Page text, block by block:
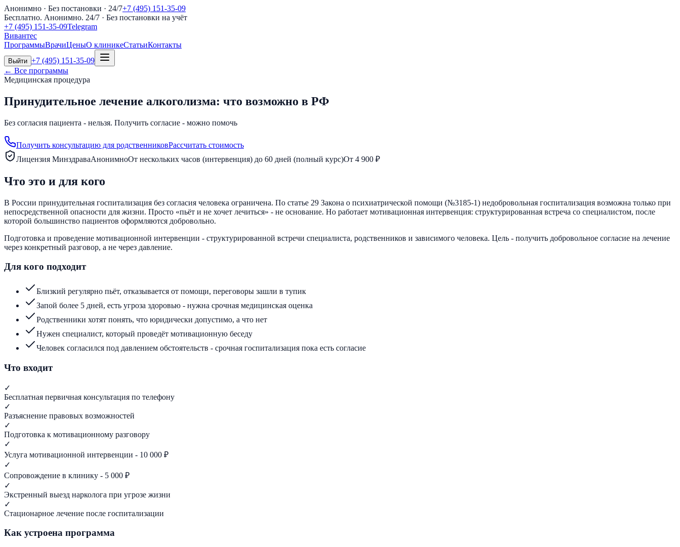
Анонимно · Без постановки · 24/7+7 (495) 151-35-09
Бесплатно. Анонимно. 24/7 · Без постановки на учёт
+7 (495) 151-35-09Telegram
Вивантес
ПрограммыВрачиЦеныО клиникеСтатьиКонтакты
Выйти +7 (495) 151-35-09
← Все программы
Медицинская процедура
Принудительное лечение алкоголизма: что возможно в РФ
Без согласия пациента - нельзя. Получить согласие - можно помочь
Получить консультацию для родственниковРассчитать стоимость
Лицензия МинздраваАнонимноОт нескольких часов (интервенция) до 60 дней (полный курс)От 4 900 ₽
Что это и для кого
В России принудительная госпитализация без согласия человека ограничена. По статье 29 Закона о психиатрической помощи (№3185-1) недобровольная госпитализация возможна только при
непосредственной опасности для жизни. Просто «пьёт и не хочет лечиться» - не основание. Но работает мотивационная интервенция: структурированная встреча со специалистом, после
которой большинство пациентов оформляются добровольно.
Подготовка и проведение мотивационной интервенции - структурированной встречи специалиста, родственников и зависимого человека. Цель - получить добровольное согласие на лечение
через конкретный разговор, а не через давление.
Для кого подходит
Близкий регулярно пьёт, отказывается от помощи, переговоры зашли в тупик
Запой более 5 дней, есть угроза здоровью - нужна срочная медицинская оценка
Родственники хотят понять, что юридически допустимо, а что нет
Нужен специалист, который проведёт мотивационную беседу
Человек согласился под давлением обстоятельств - срочная госпитализация пока есть согласие
Что входит
✓
Бесплатная первичная консультация по телефону
✓
Разъяснение правовых возможностей
✓
Подготовка к мотивационному разговору
✓
Услуга мотивационной интервенции - 10 000 ₽
✓
Сопровождение в клинику - 5 000 ₽
✓
Экстренный выезд нарколога при угрозе жизни
✓
Стационарное лечение после госпитализации
Как устроена программа